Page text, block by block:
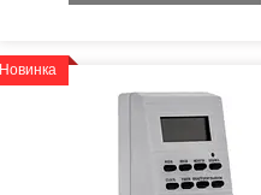
Новинка